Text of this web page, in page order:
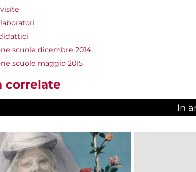
scuole dicembre 2014
scuole maggio 2015
correlate
In